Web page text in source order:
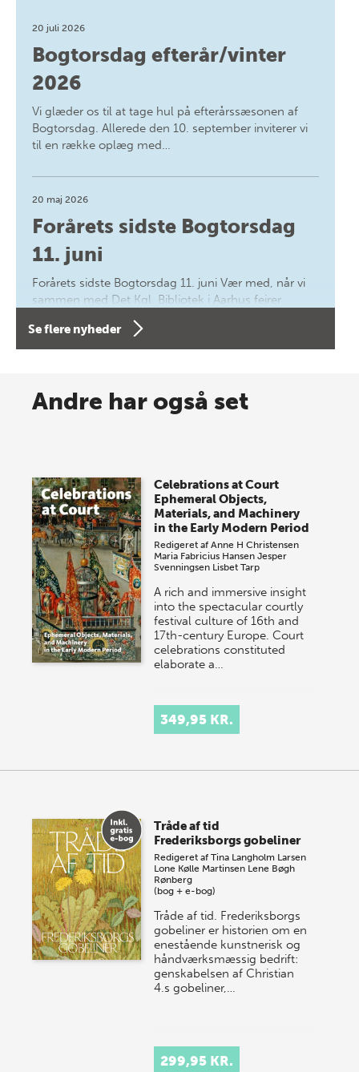
20 juli 2026
Bogtorsdag efterår/vinter
2026
Vi glæder os til at tage hul på efterårssæsonen af
Bogtorsdag. Allerede den 10. september inviterer vi
til en række oplæg med…
20 maj 2026
Forårets sidste Bogtorsdag
11. juni
Forårets sidste Bogtorsdag 11. juni Vær med, når vi
sammen med Det Kgl. Bibliotek i Aarhus fejrer
forfatterne bag vores nyes…
Spar op til 70% til sommer-
onsdag den 10. j…
Se flere nyheder
Andre har også set
Celebrations at Court
Ephemeral Objects,
Materials, and Machinery
in the Early Modern Period
Redigeret afAnne H Christensen
Maria Fabricius Hansen Jesper
Svenningsen Lisbet Tarp
A rich and immersive insight
into the spectacular courtly
festival culture of 16th and
17th-century Europe. Court
celebrations constituted
elaborate a…
349,95 KR.
Tråde af tid
Frederiksborgs gobeliner
Redigeret afTina Langholm Larsen
Lone Kølle Martinsen Lene Bøgh
Rønberg
(bog + e-bog)
Tråde af tid. Frederiksborgs
gobeliner er historien om en
enestående kunstnerisk og
håndværksmæssig bedrift:
genskabelsen af Christian
4.s gobeliner,…
299,95 KR.